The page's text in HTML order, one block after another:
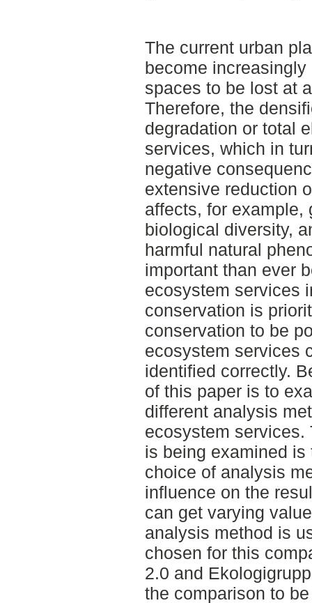
The current urban
become
spaces to be lost at
Therefore, the
degradation or total
services, which in
negative
extensive reduction
affects, for example,
biological diversity,
harmful natural
important than ever
ecosystem services
conservation is
conservation to be
ecosystem services
identified correctly.
of this paper is to
different analysis
ecosystem services.
is being examined is
choice of analysis
influence on the
can get varying
analysis method is
chosen for this
2.0 and
the comparison to